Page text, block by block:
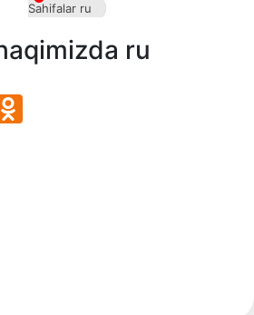
Sahifalar ru
ru